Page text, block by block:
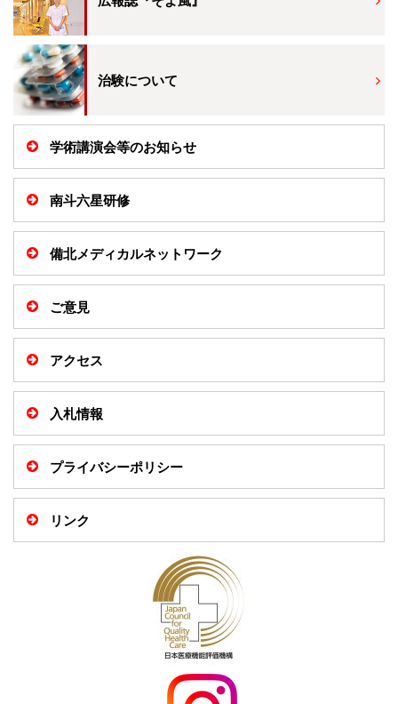
入院のご案内
小児科を受診される方へ
外来診療表
休診案内
内科
循環器内科
呼吸器内科
小児科
整形外科
脳神経外科
治験について
学術講演会等のお知らせ
南斗六星研修
備北メディカルネットワーク
ご意見
アクセス
入札情報
プライバシーポリシー
リンク